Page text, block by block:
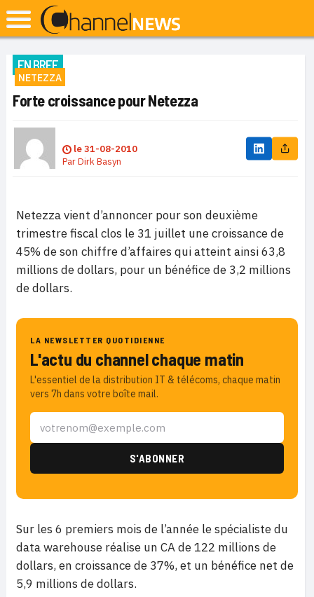
EN BREF
NETEZZA
Forte croissance pour Netezza
le31-08-2010
ParDirk Basyn
Netezza vient d’annoncer pour son deuxième
trimestre fiscal clos le 31 juillet une croissance de
45% de son chiffre d’affaires qui atteint ainsi 63,8
millions de dollars, pour un bénéfice de 3,2 millions
de dollars.
LA NEWSLETTER QUOTIDIENNE
L'actu du channel chaque matin
L'essentiel de la distribution IT & télécoms, chaque matin
vers 7h dans votre boîte mail.
Sur les 6 premiers mois de l’année le spécialiste du
data warehouse réalise un CA de 122 millions de
dollars, en croissance de 37%, et un bénéfice net de
5,9 millions de dollars.